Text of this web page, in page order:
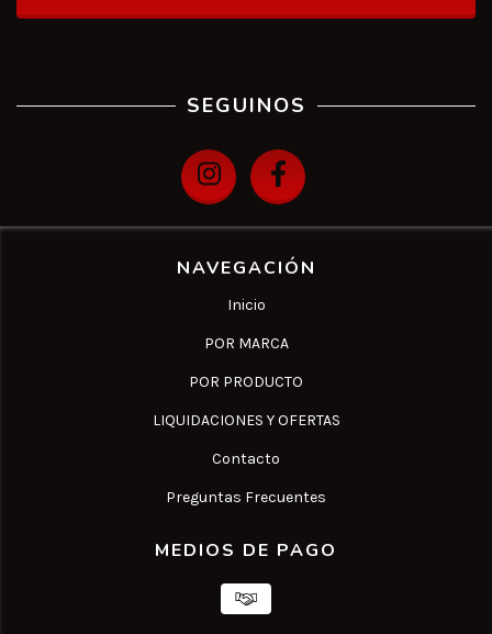
SEGUINOS
NAVEGACIÓN
Inicio
POR MARCA
POR PRODUCTO
LIQUIDACIONES Y OFERTAS
Contacto
Preguntas Frecuentes
MEDIOS DE PAGO